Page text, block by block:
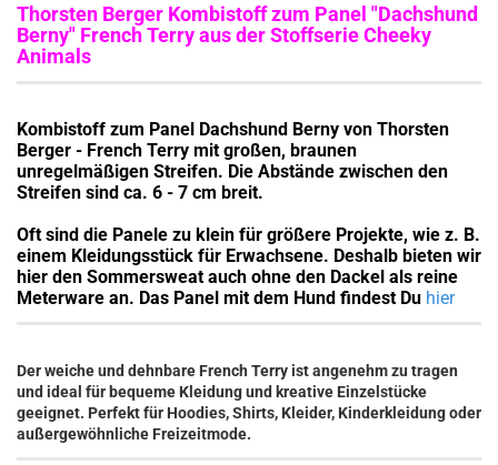
Thorsten Berger Kombistoff zum Panel "Dachshund
Berny" French Terry aus der Stoffserie Cheeky
Animals
Kombistoff zum Panel Dachshund Berny von Thorsten
Berger - French Terry mit großen, braunen
unregelmäßigen Streifen. Die Abstände zwischen den
Streifen sind ca. 6 - 7 cm breit.
Oft sind die Panele zu klein für größere Projekte, wie z. B.
einem Kleidungsstück für Erwachsene. Deshalb bieten wir
hier den Sommersweat auch ohne den Dackel als reine
Meterware an. Das Panel mit dem Hund findest Du hier
Der weiche und dehnbare French Terry ist angenehm zu tragen
und ideal für bequeme Kleidung und kreative Einzelstücke
geeignet. Perfekt für Hoodies, Shirts, Kleider, Kinderkleidung oder
außergewöhnliche Freizeitmode.